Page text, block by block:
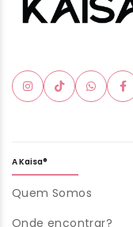
A Kaisa®
Quem Somos
Onde encontrar?